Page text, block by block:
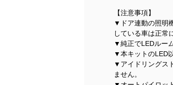
【注意事項】
▼ドア連動の照明
している車は正常
▼純正でLEDルー
▼本キットのLED
▼アイドリングス
ません。